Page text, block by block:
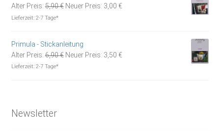
Alter Preis: 5,90€ Ursprünglicher
Neuer Preis: 3,00 €Aktueller
Lieferzeit: 2-7 Tage*
Primula - Stickanleitung
Alter Preis: 6,90€ Ursprünglicher
Neuer Preis: 3,50 €Aktueller
Lieferzeit: 2-7 Tage*
Newsletter